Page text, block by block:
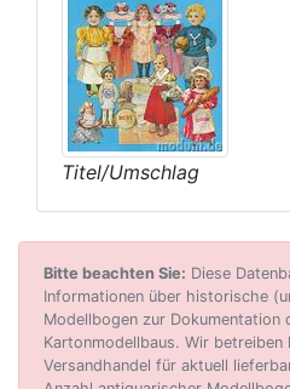
Titel/Umschlag
Bitte beachten Sie: Diese
Informationen über historische
Modellbogen zur Dokumentation
Kartonmodellbaus. Wir betreiben
Versandhandel für aktuell